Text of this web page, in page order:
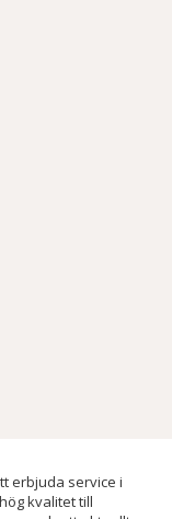
erbjuda service i
kvalitet till